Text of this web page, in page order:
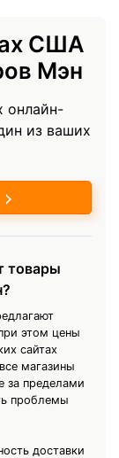
США
Мэн
онлайн-
из ваших
товары
этом цены
сайтах
магазины
за пределами
проблемы
доставки